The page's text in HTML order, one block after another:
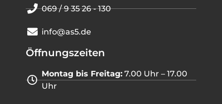
069 / 9 35 26 - 130
info@as5.de
Öffnungszeiten
Montag bis Freitag:7.00 Uhr – 17.00
Uhr